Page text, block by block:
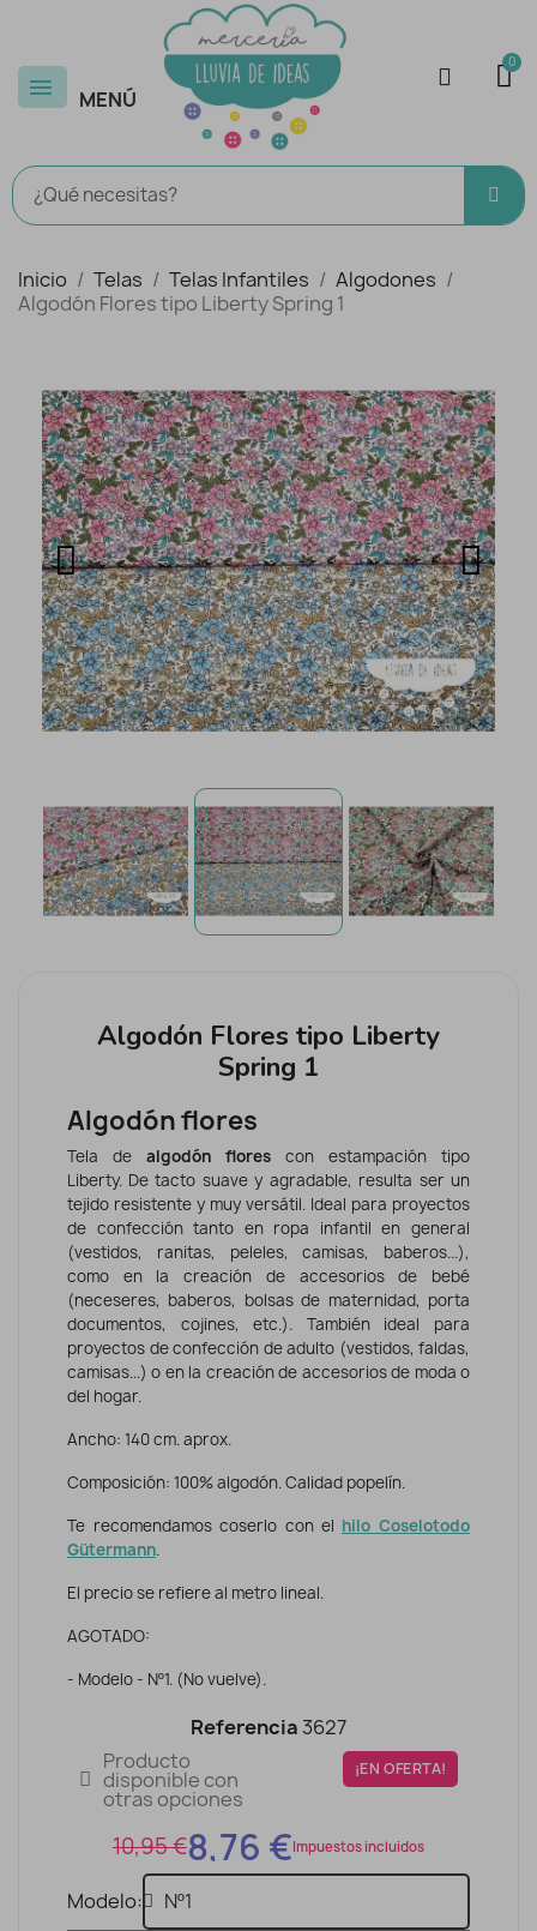
MENÚ
Inicio Telas Telas Infantiles
Algodones
Algodón Flores tipo Liberty Spring 1
Algodón Flores tipo Liberty
Spring 1
Algodón flores
Tela de algodón flores con estampación tipo
Liberty. De tacto suave y agradable, resulta ser un
tejido resistente y muy versátil. Ideal para proyectos
de confección tanto en ropa infantil en general
(vestidos, ranitas, peleles, camisas, baberos...),
como en la creación de accesorios de bebé
(neceseres, baberos, bolsas de maternidad, porta
documentos, cojines, etc.). También ideal para
proyectos de confección de adulto (vestidos, faldas,
camisas...) o en la creación de accesorios de moda o
del hogar.
Ancho: 140 cm. aprox.
Composición: 100% algodón. Calidad popelín.
Te recomendamos coserlo con el hilo Coselotodo
Gütermann.
El precio se refiere al metro lineal.
AGOTADO:
- Modelo - Nº1. (No vuelve).
Referencia 3627
Producto
disponible con
otras opciones
¡EN OFERTA!
10,95 €8,76 €Impuestos incluidos
Modelo